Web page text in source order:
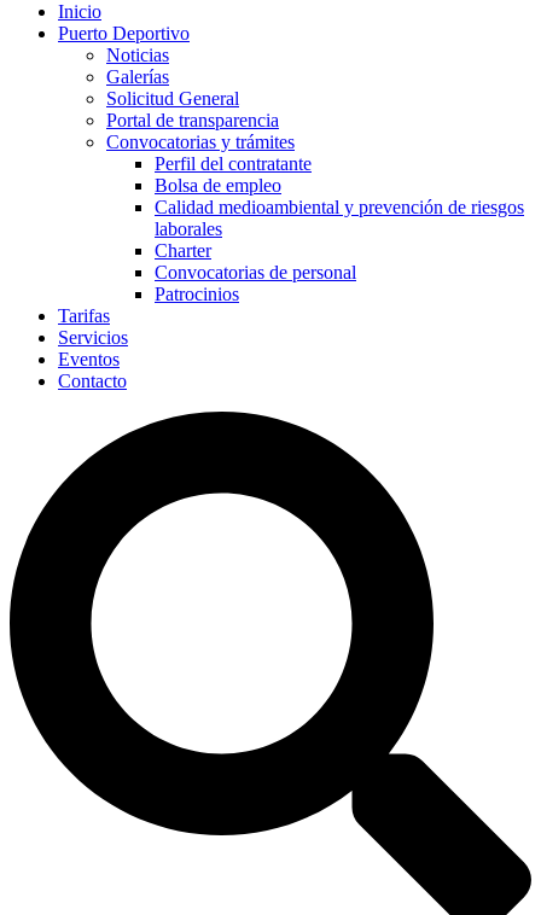
Inicio
Puerto Deportivo
Noticias
Galerías
Solicitud General
Portal de transparencia
Convocatorias y trámites
Perfil del contratante
Bolsa de empleo
Calidad medioambiental y prevención de riesgos
laborales
Charter
Convocatorias de personal
Patrocinios
Tarifas
Servicios
Eventos
Contacto